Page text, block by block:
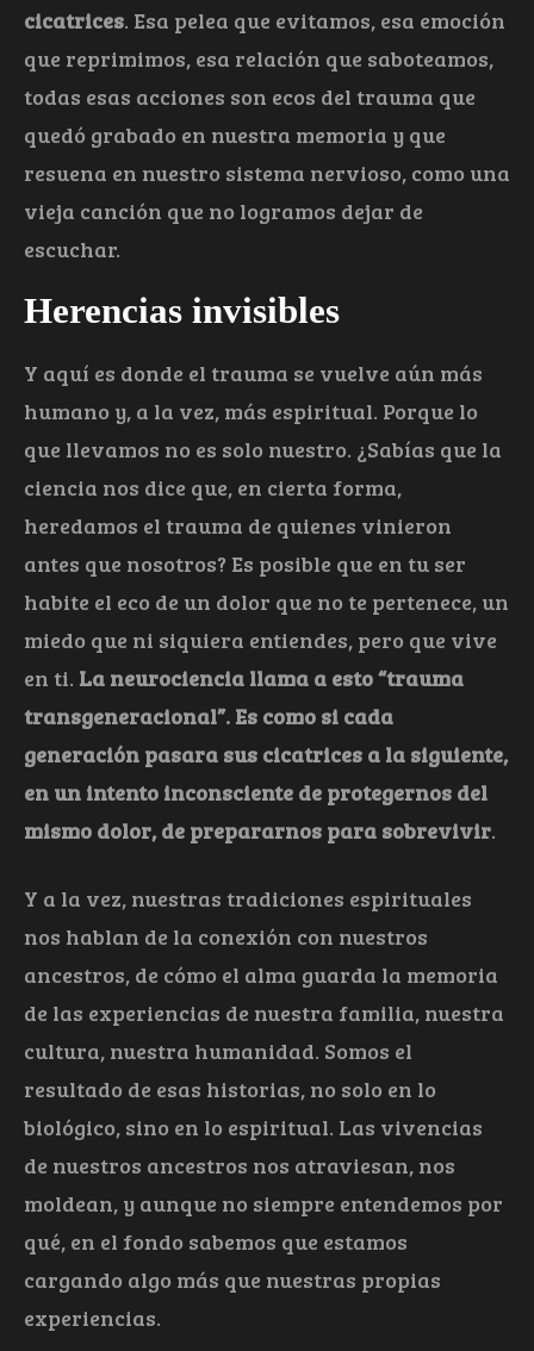
cicatrices. Esa pelea que evitamos, esa emoción
que reprimimos, esa relación que saboteamos,
todas esas acciones son ecos del trauma que
quedó grabado en nuestra memoria y que
resuena en nuestro sistema nervioso, como una
vieja canción que no logramos dejar de
escuchar.
Herencias invisibles
Y aquí es donde el trauma se vuelve aún más
humano y, a la vez, más espiritual. Porque lo
que llevamos no es solo nuestro. ¿Sabías que la
ciencia nos dice que, en cierta forma,
heredamos el trauma de quienes vinieron
antes que nosotros? Es posible que en tu ser
habite el eco de un dolor que no te pertenece, un
miedo que ni siquiera entiendes, pero que vive
en ti. La neurociencia llama a esto “trauma
transgeneracional”. Es como si cada
generación pasara sus cicatrices a la siguiente,
en un intento inconsciente de protegernos del
mismo dolor, de prepararnos para sobrevivir.
Y a la vez, nuestras tradiciones espirituales
nos hablan de la conexión con nuestros
ancestros, de cómo el alma guarda la memoria
de las experiencias de nuestra familia, nuestra
cultura, nuestra humanidad. Somos el
resultado de esas historias, no solo en lo
biológico, sino en lo espiritual. Las vivencias
de nuestros ancestros nos atraviesan, nos
moldean, y aunque no siempre entendemos por
qué, en el fondo sabemos que estamos
cargando algo más que nuestras propias
experiencias.